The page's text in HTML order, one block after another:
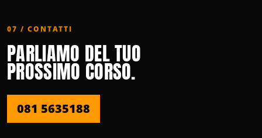
07 / CONTATTI
PARLIAMO DEL TUO
PROSSIMO CORSO.
081 5635188